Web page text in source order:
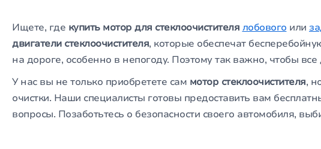
Ищете, где купить мотор для стеклоочистителя лобового или
двигатели стеклоочистителя, которые обеспечат
на дороге, особенно в непогоду. Поэтому так важно, чтобы
У нас вы не только приобретете сам мотор стеклоочистителя,
очистки. Наши специалисты готовы предоставить вам
вопросы. Позаботьтесь о безопасности своего автомобиля,